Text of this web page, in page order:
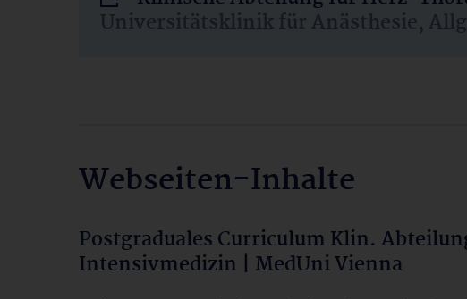
Universitätsklinik für Anästhesie,
Webseiten-Inhalte
Postgraduales Curriculum Klin.
Intensivmedizin | MedUni Vienna